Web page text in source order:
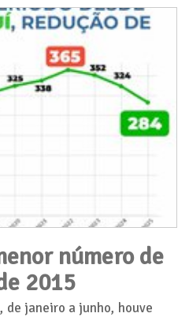
número de
2015
de janeiro a junho, houve